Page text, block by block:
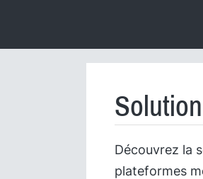
Découvrez la
plateformes